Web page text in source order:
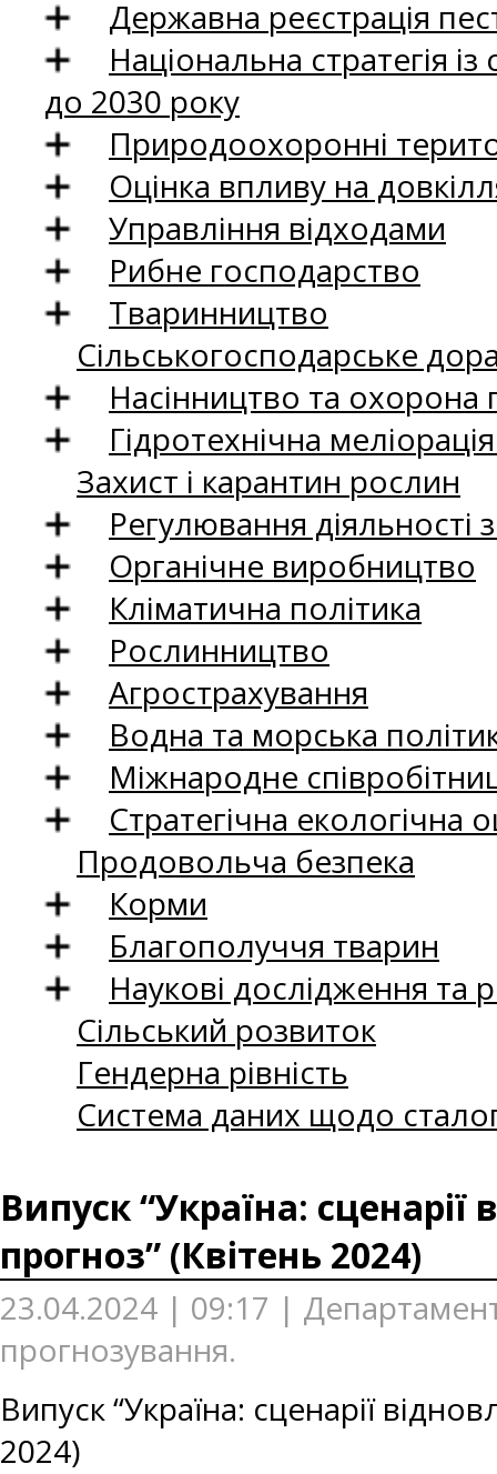
Державна реєстрація
Національна стратегія
до 2030 року
Природоохоронні
Оцінка впливу на
Управління відходами
Рибне господарство
Тваринництво
Сільськогосподарське
Насінництво та
Гідротехнічна
Захист і карантин рослин
Регулювання
Органічне виробництво
Кліматична політика
Рослинництво
Агрострахування
Водна та морська
Міжнародне
Стратегічна екологічна
Продовольча безпека
Корми
Благополуччя тварин
Наукові дослідження та
Сільський розвиток
Гендерна рівність
Система даних щодо
Випуск “Україна:
прогноз” (Квітень 2024)
23.04.2024 | 09:17 |
прогнозування.
Випуск “Україна: сценарії
2024)